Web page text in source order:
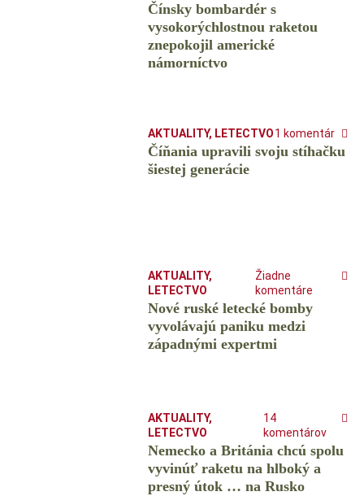
Čínsky bombardér s
vysokorýchlostnou raketou
znepokojil americké
námorníctvo
AKTUALITY, LETECTVO1 komentár
Číňania upravili svoju stíhačku
šiestej generácie
AKTUALITY,
LETECTVO
Žiadne
komentáre
Nové ruské letecké bomby
vyvolávajú paniku medzi
západnými expertmi
AKTUALITY,
LETECTVO
14
komentárov
Nemecko a Británia chcú spolu
vyvinúť raketu na hlboký a
presný útok … na Rusko